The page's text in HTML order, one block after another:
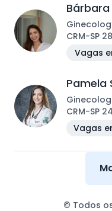
CRM-SP
Vagas
Pamela
CRM-SP
Vagas
© Todos